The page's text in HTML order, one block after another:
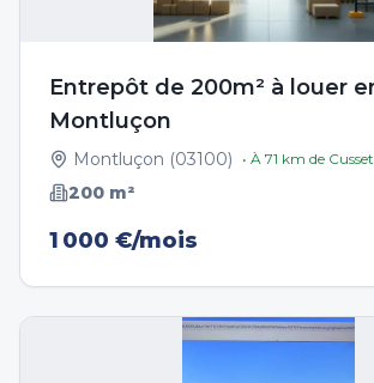
Entrepôt de 200m² à louer
Montluçon
Montluçon (03100) • À 71 km de Cusset
200 m²
1 000 €/mois